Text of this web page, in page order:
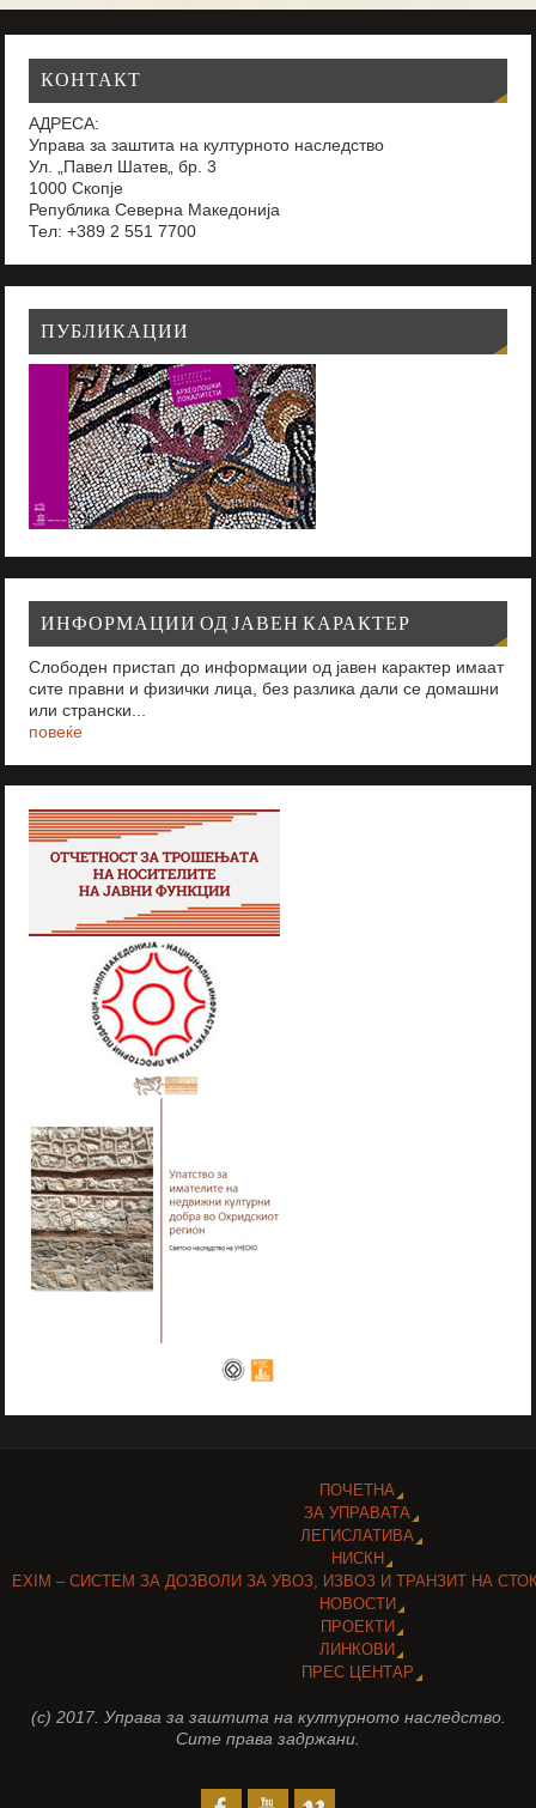
КОНТАКТ
АДРЕСА:
Управа за заштита на културното наследство
Ул. „Павел Шатев„ бр. 3
1000 Скопје
Република Северна Македонија
Тел: +389 2 551 7700
ПУБЛИКАЦИИ
ИНФОРМАЦИИ ОД ЈАВЕН КАРАКТЕР
Слободен пристап до информации од јавен карактер имаат
сите правни и физички лица, без разлика дали се домашни
или странски...
повеќе
ПОЧЕТНА
ЗА УПРАВАТА
ЛЕГИСЛАТИВА
НИСКН
EXIM – СИСТЕМ ЗА ДОЗВОЛИ ЗА УВОЗ, ИЗВОЗ И ТРАНЗИТ НА
НОВОСТИ
ПРОЕКТИ
ЛИНКОВИ
ПРЕС ЦЕНТАР
(c) 2017. Управа за заштита на културното наследство.
Сите права задржани.